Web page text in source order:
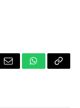
Email WhatsApp
Copy